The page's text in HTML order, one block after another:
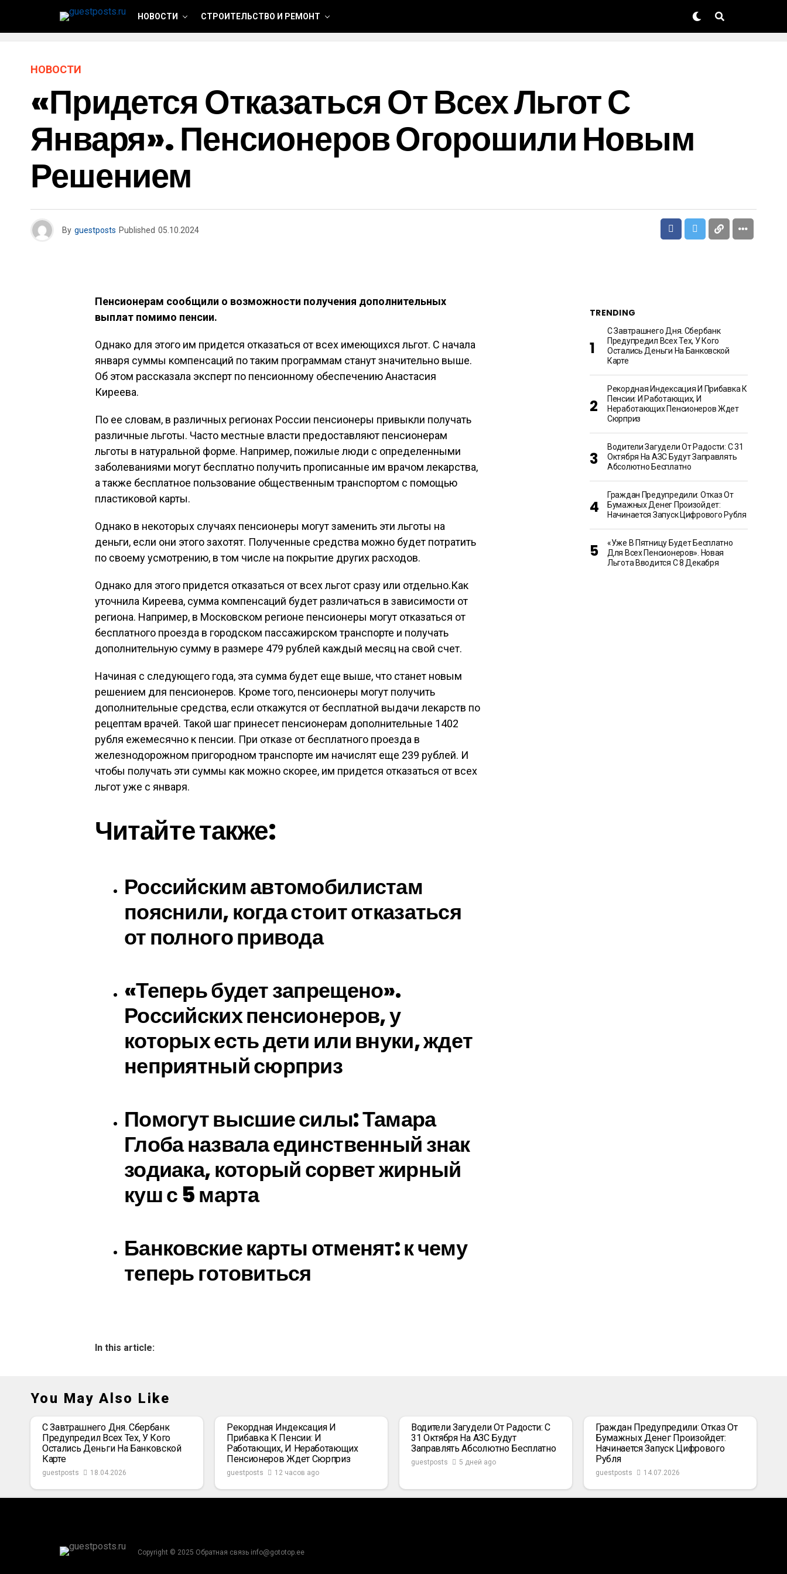
НОВОСТИ СТРОИТЕЛЬСТВО И РЕМОНТ
НОВОСТИ
«Придется Отказаться От Всех Льгот С
Января». Пенсионеров Огорошили Новым
Решением
By guestposts Published 05.10.2024
Пенсионерам сообщили о возможности получения дополнительных
выплат помимо пенсии.
Однако для этого им придется отказаться от всех имеющихся льгот. С начала
января суммы компенсаций по таким программам станут значительно выше.
Об этом рассказала эксперт по пенсионному обеспечению Анастасия
Киреева.
По ее словам, в различных регионах России пенсионеры привыкли получать
различные льготы. Часто местные власти предоставляют пенсионерам
льготы в натуральной форме. Например, пожилые люди с определенными
заболеваниями могут бесплатно получить прописанные им врачом лекарства,
а также бесплатное пользование общественным транспортом с помощью
пластиковой карты.
Однако в некоторых случаях пенсионеры могут заменить эти льготы на
деньги, если они этого захотят. Полученные средства можно будет потратить
по своему усмотрению, в том числе на покрытие других расходов.
Однако для этого придется отказаться от всех льгот сразу или отдельно.Как
уточнила Киреева, сумма компенсаций будет различаться в зависимости от
региона. Например, в Московском регионе пенсионеры могут отказаться от
бесплатного проезда в городском пассажирском транспорте и получать
дополнительную сумму в размере 479 рублей каждый месяц на свой счет.
Начиная с следующего года, эта сумма будет еще выше, что станет новым
решением для пенсионеров. Кроме того, пенсионеры могут получить
дополнительные средства, если откажутся от бесплатной выдачи лекарств по
рецептам врачей. Такой шаг принесет пенсионерам дополнительные 1402
рубля ежемесячно к пенсии. При отказе от бесплатного проезда в
железнодорожном пригородном транспорте им начислят еще 239 рублей. И
чтобы получать эти суммы как можно скорее, им придется отказаться от всех
льгот уже с января.
Читайте также:
Российским автомобилистам
пояснили, когда стоит отказаться
от полного привода
«Теперь будет запрещено».
Российских пенсионеров, у
которых есть дети или внуки, ждет
неприятный сюрприз
Помогут высшие силы: Тамара
Глоба назвала единственный знак
зодиака, который сорвет жирный
куш с 5 марта
Банковские карты отменят: к чему
теперь готовиться
In this article:
TRENDING
С Завтрашнего Дня. Сбербанк
Предупредил Всех Тех, У Кого
Остались Деньги На Банковской
Карте
Рекордная Индексация И Прибавка К
Пенсии: И Работающих, И
Неработающих Пенсионеров Ждет
Сюрприз
Водители Загудели От Радости: С 31
Октября На АЗС Будут Заправлять
Абсолютно Бесплатно
Граждан Предупредили: Отказ От
Бумажных Денег Произойдет:
Начинается Запуск Цифрового Рубля
«Уже В Пятницу Будет Бесплатно
Для Всех Пенсионеров». Новая
Льгота Вводится С 8 Декабря
You May Also Like
С Завтрашнего Дня. Сбербанк
Предупредил Всех Тех, У Кого
Остались Деньги На Банковской
Карте
guestposts 18.04.2026
Рекордная Индексация И
Прибавка К Пенсии: И
Работающих, И Неработающих
Пенсионеров Ждет Сюрприз
guestposts 12 часов ago
Водители Загудели От Радости: С
31 Октября На АЗС Будут
Заправлять Абсолютно Бесплатно
guestposts 5 дней ago
Граждан Предупредили: Отказ От
Бумажных Денег Произойдет:
Начинается Запуск Цифрового
Рубля
guestposts 14.07.2026
Copyright © 2025 Обратная связь info@gototop.ee